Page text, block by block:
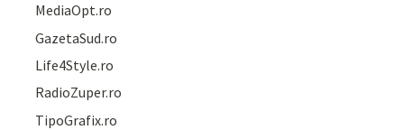
MediaOpt.ro
GazetaSud.ro
Life4Style.ro
RadioZuper.ro
TipoGrafix.ro